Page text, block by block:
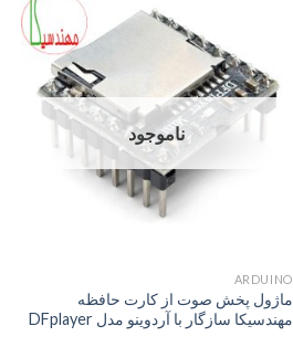
ناموجود
ماژول پخش صوت از کارت حافظه
مهندسیکا سازگار با آردوینو مدل DFplayer